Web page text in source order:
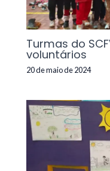
Turmas do
voluntários
20 de maio de 2024